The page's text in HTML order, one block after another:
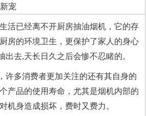
宠
活已经离不开厨房抽油烟机，它的存
房的环境卫生，更保护了家人的身心
去,天长日久之后会惨不忍睹的。
许多消费者更加关注的还有其自身的
产品的使用寿命，尤其是烟机内部的
机身造成损坏，费时又费力。